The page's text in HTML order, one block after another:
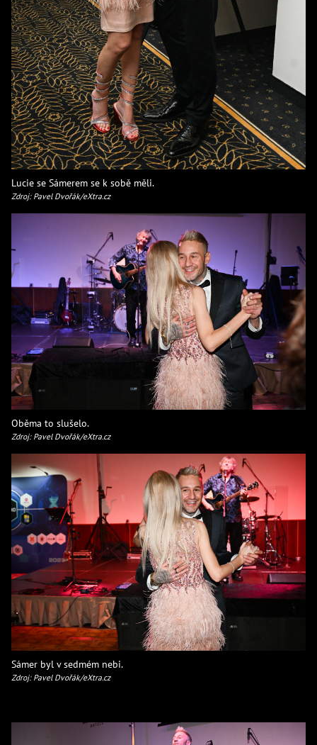
Lucie se Sámerem se k sobě měli.
Zdroj: Pavel Dvořák/eXtra.cz
Oběma to slušelo.
Zdroj: Pavel Dvořák/eXtra.cz
Sámer byl v sedmém nebi.
Zdroj: Pavel Dvořák/eXtra.cz